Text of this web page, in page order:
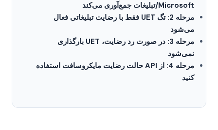
Microsoft/تبلیغات جمع‌آوری می‌کند
مرحله 2: تگ UET فقط با رضایت تبلیغاتی فعال
می‌شود
مرحله 3: در صورت رد رضایت، UET بارگذاری
نمی‌شود
مرحله 4: از API حالت رضایت مایکروسافت استفاده
کنید